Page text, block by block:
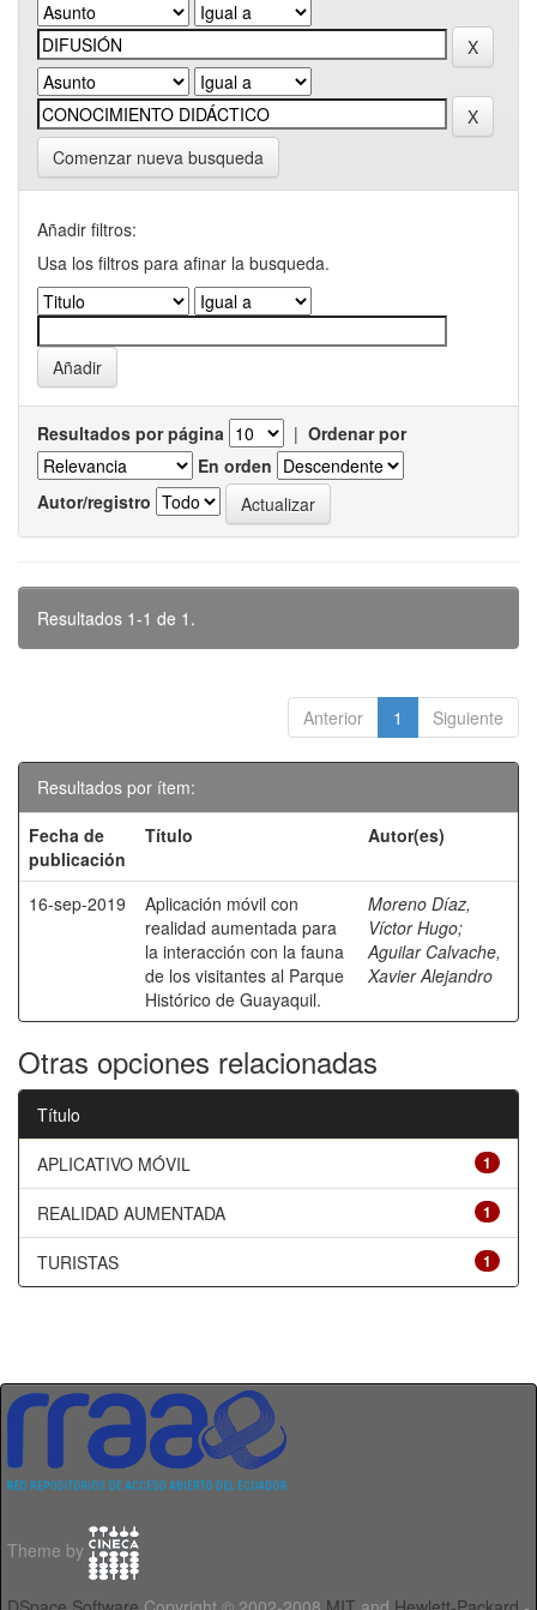
Comenzar nueva busqueda
Añadir filtros:
Usa los filtros para afinar la busqueda.
Resultados por página | Ordenar por
En orden
Autor/registro
Resultados 1-1 de 1.
Anterior 1 Siguiente
Resultados por ítem:
Fecha de
publicación
Título Autor(es)
16-sep-2019
Aplicación móvil con
realidad aumentada para
la interacción con la fauna
de los visitantes al Parque
Histórico de Guayaquil.
Moreno Díaz,
Víctor Hugo;
Aguilar Calvache,
Xavier Alejandro
Otras opciones relacionadas
Título
1
APLICATIVO MÓVIL
1
REALIDAD AUMENTADA
1
TURISTAS
Theme by